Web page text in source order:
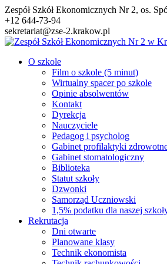
Przejdź
do
treści
Zespół Szkół Ekonomicznych Nr 2, os.
+12 644-73-94
sekretariat@zse-2.krakow.pl
O szkole
Film o szkole (5 minut)
Wirtualny spacer po szkole
Opinie absolwentów
Kontakt
Dyrekcja
Nauczyciele
Pedagog i psycholog
Gabinet profilaktyki
Gabinet stomatologiczny
Biblioteka
Statut szkoły
Dzwonki
Samorząd Uczniowski
1,5% podatku dla naszej
Rekrutacja
Dni otwarte
Planowane klasy
Technik ekonomista